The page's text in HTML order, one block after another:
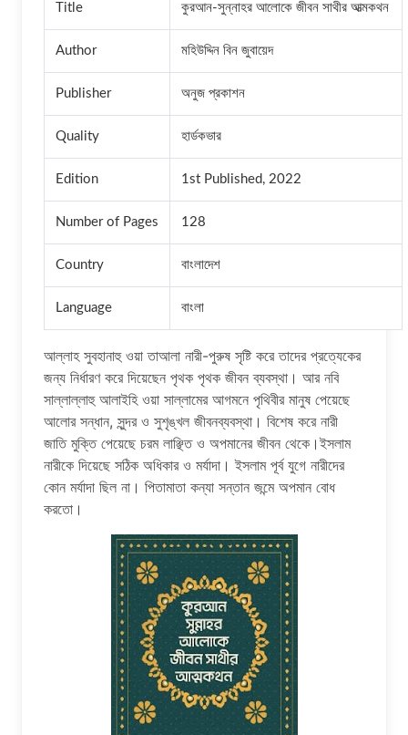
Title কুরআন-সুন্নাহর আলোকে জীবন সাথীর আত্মকথন
Author মহিউদ্দিন বিন জুবায়েদ
Publisher অনুজ প্রকাশন
Quality হার্ডকভার
Edition 1st Published, 2022
Number of Pages 128
Country বাংলাদেশ
Language বাংলা
আল্লাহ সুবহানাহু ওয়া তাআলা নারী-পুরুষ সৃষ্টি করে তাদের প্রত্যেকের
জন্য নির্ধারণ করে দিয়েছেন পৃথক পৃথক জীবন ব্যবস্থা। আর নবি
সাল্লাল্লাহু আলাইহি ওয়া সাল্লামের আগমনে পৃথিবীর মানুষ পেয়েছে
আলোর সন্ধান, সুন্দর ও সুশৃঙ্খল জীবনব্যবস্থা। বিশেষ করে নারী
জাতি মুক্তি পেয়েছে চরম লাঞ্ছিত ও অপমানের জীবন থেকে।ইসলাম
নারীকে দিয়েছে সঠিক অধিকার ও মর্যাদা। ইসলাম পূর্ব যুগে নারীদের
কোন মর্যাদা ছিল না। পিতামাতা কন্যা সন্তান জন্মে অপমান বোধ
করতো।